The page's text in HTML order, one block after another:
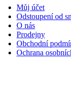
Můj účet
Odstoupení od
O nás
Prodejny
Obchodní
Ochrana